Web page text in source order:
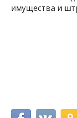
имущества и